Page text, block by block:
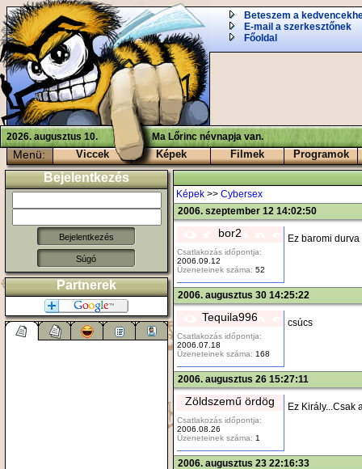
Beteszem a
E-mail a szerkesztőnek
Főoldal
2026. augusztus 10. Ma Lőrinc névnapja van.
Menü: Viccek Képek Filmek Programok
Bejelentkezés
Súgó
Partnerek
Képek >> Cybersex
2006. szeptember 12 14:02:50
bor2
Csatlakozás időpontja:
2006.09.12
Üzeneteinek száma: 52
Ez baromi
2006. augusztus 30 14:25:22
Tequila996
Csatlakozás időpontja:
2006.07.18
Üzeneteinek száma: 168
csúcs
2006. augusztus 26 15:27:11
Zöldszemű ördög
Csatlakozás időpontja:
2006.08.26
Üzeneteinek száma: 1
Ez Király...Csak
2006. augusztus 23 22:16:33